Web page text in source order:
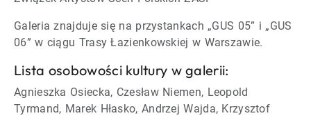
Galeria znajduje się na przystankach „GUS 05” i „GUS
06” w ciągu Trasy Łazienkowskiej w Warszawie.
Lista osobowości kultury w galerii:
Agnieszka Osiecka, Czesław Niemen, Leopold
Tyrmand, Marek Hłasko, Andrzej Wajda, Krzysztof